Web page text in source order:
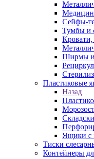
Сейфы-
Тумбы и
Ширмы и
Пластиковые
Назад
Ящики с
Тиски
Контейнеры